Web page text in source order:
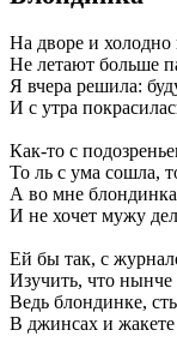
На дворе и холодно
Не летают больше
Я вчера решила:
И с утра
Как-то с
То ль с ума сошла,
А во мне блондинка
И не хочет мужу
Ей бы так, с
Изучить, что
Ведь блондинке,
В джинсах и